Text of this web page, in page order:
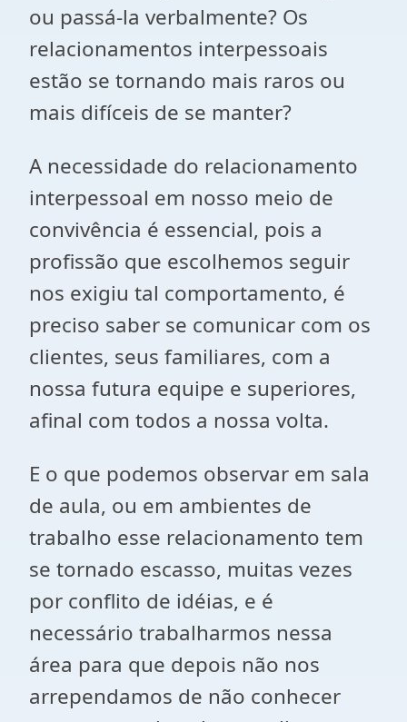
ou passá-la verbalmente? Os
relacionamentos interpessoais
estão se tornando mais raros ou
mais difíceis de se manter?
A necessidade do relacionamento
interpessoal em nosso meio de
convivência é essencial, pois a
profissão que escolhemos seguir
nos exigiu tal comportamento, é
preciso saber se comunicar com os
clientes, seus familiares, com a
nossa futura equipe e superiores,
afinal com todos a nossa volta.
E o que podemos observar em sala
de aula, ou em ambientes de
trabalho esse relacionamento tem
se tornado escasso, muitas vezes
por conflito de idéias, e é
necessário trabalharmos nessa
área para que depois não nos
arrependamos de não conhecer